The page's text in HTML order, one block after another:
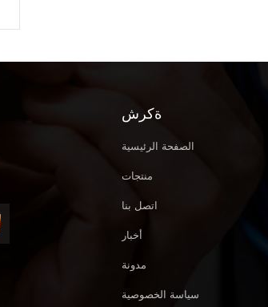
ةكرش
الصفحة الرئيسية
منتجات
اتصل بنا
أخبار
مدونة
سياسة الخصوصية